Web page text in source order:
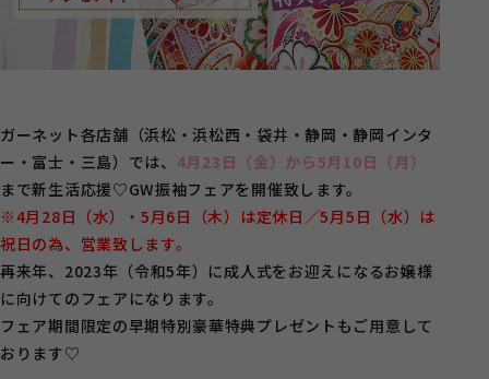
ガーネット各店舗（浜松・浜松西・袋井・静岡・静岡インタ
ー・富士・三島）では、 4月23日（金）から5月10日（月）
まで新生活応援♡GW振袖フェアを開催致します。
※4月28日（水）・5月6日（木）は定休日／5月5日（水）は
祝日の為、営業致します。
再来年、2023年（令和5年）に成人式をお迎えになるお嬢様
に向けてのフェアになります。
フェア期間限定の早期特別豪華特典プレゼントもご用意して
おります♡